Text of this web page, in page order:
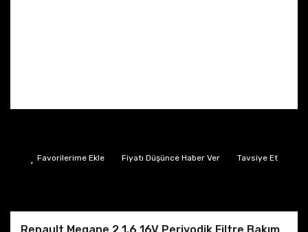
Fiyatı Düşünce Haber Ver Tavsiye Et